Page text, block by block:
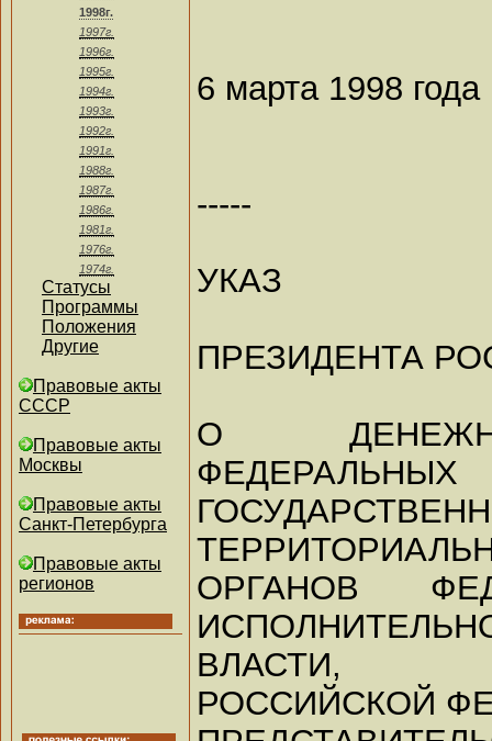
1998г.
1997г.
1996г.
1995г.
1994г.
1993г.
1992г.
1991г.
1988г.
1987г.
1986г.
1981г.
1976г.
1974г.
Статусы
Программы
Положения
Другие
Правовые акты
СССР
Правовые акты
Москвы
Правовые акты
Санкт-Петербурга
Правовые акты
регионов
6 марта 1998 года
-----
УКАЗ
ПРЕЗИДЕНТА
О
ФЕДЕРАЛЬНЫХ
ОРГАНОВ
ВЛАСТИ,
РОССИЙСКОЙ